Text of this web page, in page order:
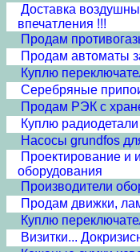
Доставка
впечатления !!!
Продам
Продам автоматы
Куплю
Серебряные
Продам РЭК с
Куплю радиодетали
Насосы grundfos
Проектирование и
оборудования
Производители
Продам движки,
Куплю
Визитки...